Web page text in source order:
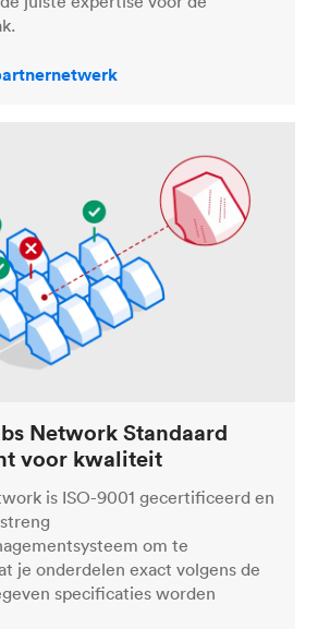
Network Standaard
voor kwaliteit
is ISO-9001 gecertificeerd en
om te
je onderdelen exact volgens de
specificaties worden